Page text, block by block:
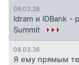
08.03.26
Idram и IDBank -
Summit
08.03.26
Я ему прямым